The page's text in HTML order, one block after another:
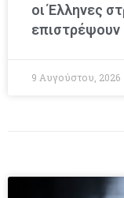
οι Έλληνες
9 Αυγούστου, 2026